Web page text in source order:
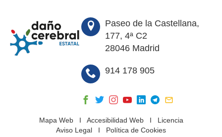
Paseo de la Castellana,
177, 4ª C2
28046 Madrid
914 178 905
Mapa WebI Accesibilidad WebI Licencia
Aviso Legal I Política de Cookies